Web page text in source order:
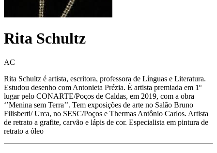
Rita Schultz
AC
Rita Schultz é artista, escritora, professora de Línguas e Literatura.
Estudou desenho com Antonieta Prézia. É artista premiada em 1º
lugar pelo CONARTE/Poços de Caldas, em 2019, com a obra
‘’Menina sem Terra’’. Tem exposições de arte no Salão Bruno
Filisberti/ Urca, no SESC/Poços e Thermas Antônio Carlos. Artista
de retrato a grafite, carvão e lápis de cor. Especialista em pintura de
retrato a óleo